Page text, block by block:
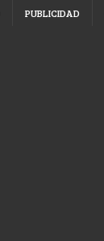
PUBLICIDAD